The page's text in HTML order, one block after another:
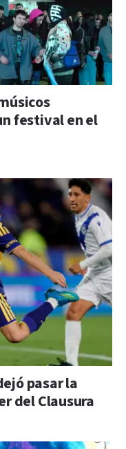
festival en el
pasar la
del Clausura